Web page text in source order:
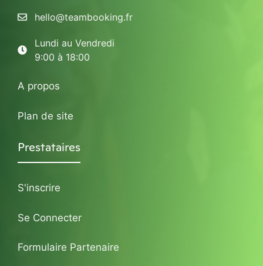
hello@teambooking.fr
Lundi au Vendredi
9:00 à 18:00
A propos
Plan de site
Prestataires
S'inscrire
Se Connecter
Formulaire Partenaire